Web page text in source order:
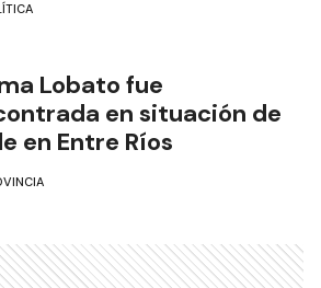
Lobato fue
en situación de
en Entre Ríos